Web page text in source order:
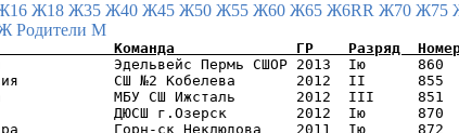
Ж18 Ж35 Ж40 Ж45 Ж50 Ж55 Ж60 Ж65 Ж6RR Ж70 Ж75
Родители М
Эдельвейс Пермь СШОР 2013  Iю
СШ №2 Кобелева       2012  II
МБУ СШ Ижсталь       2012  III
ДЮСШ г.Озерск        2012  Iю
Горн-ск Неклюдова    2011  Iю